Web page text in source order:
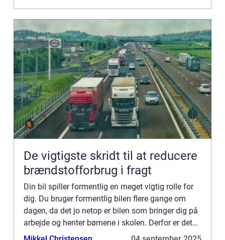
De vigtigste skridt til at reducere
brændstofforbrug i fragt
Din bil spiller formentlig en meget vigtig rolle for
dig. Du bruger formentlig bilen flere gange om
dagen, da det jo netop er bilen som bringer dig på
arbejde og henter børnene i skolen. Derfor er det
vigtigt du sørger for, at din...